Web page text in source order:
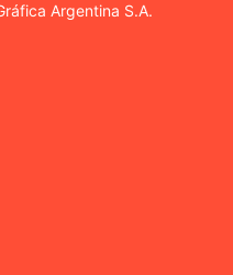
Argentina S.A.